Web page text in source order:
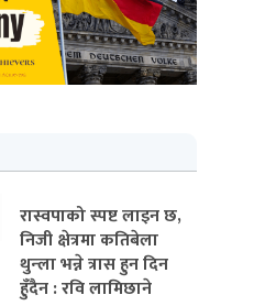
रास्वपाको स्पष्ट लाइन छ,
निजी क्षेत्रमा कतिबेला
थुन्ला भन्ने त्रास हुन दिन
हुँदैन : रवि लामिछाने